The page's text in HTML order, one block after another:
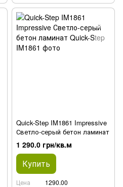
Quick-Step IM1861 Impressive
Светло-серый бетон ламинат
1 290.0 грн/кв.м
Купить
Цена
1290.00